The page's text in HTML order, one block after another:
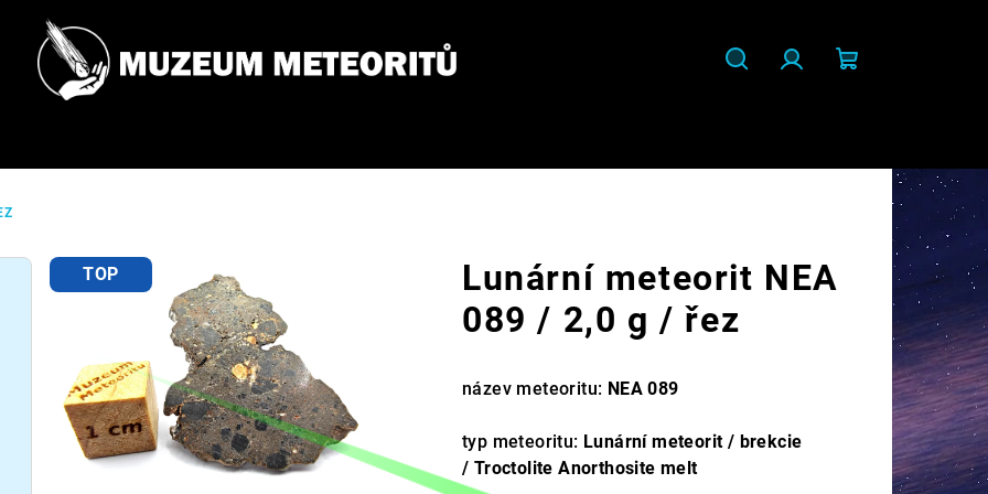
Lunární meteorit NEA
089 / 2,0 g / řez
název meteoritu: NEA 089
typ meteoritu: Lunární meteorit / brekcie
/ Troctolite Anorthosite melt
TOP